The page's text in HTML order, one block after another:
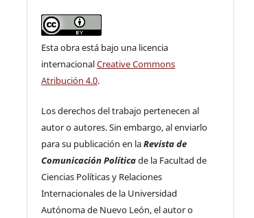
Esta obra está bajo una licencia
internacionalCreative Commons
Atribución 4.0.
Los derechos del trabajo pertenecen al
autor o autores. Sin embargo, al enviarlo
para su publicación en laRevista de
Comunicación Políticade la Facultad de
Ciencias Políticas y Relaciones
Internacionales de la Universidad
Autónoma de Nuevo León, el autor o